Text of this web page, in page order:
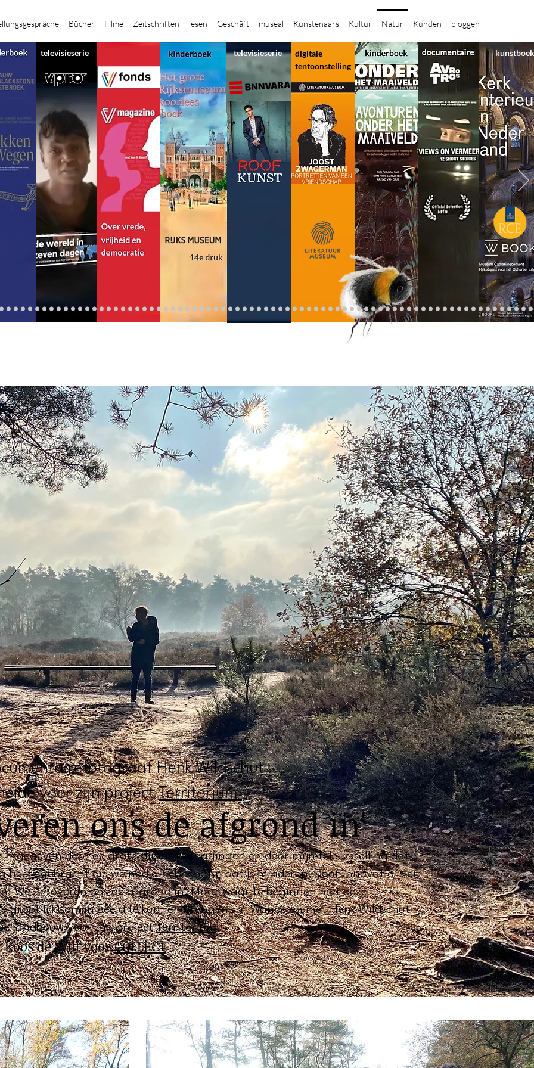
Bücher Filme Zeitschriften lesen Geschäft museal Kunstenaars Kultur Natur Kunden bloggen
televisieserie
digitale
tentoonstelling
televisieserie kunstboek
Henk Wildschut
voor zijn projectTerritorium
ons de afgrond in'
ingegeven door de grote klimaatuitdagingen en door mijn teleurstelling dat
heeft gebracht die we nodig hebben. En dat is minderen. Door innovatie is er
We innoveren ons de afgrond in. Maar waar te beginnen met deze
groot lijkt om in beeld te kunnen brengen…?' Wandelen met Henk Wildschut
landbouw voor zijn projectTerritorium.
de Wilt voorCOLLECT